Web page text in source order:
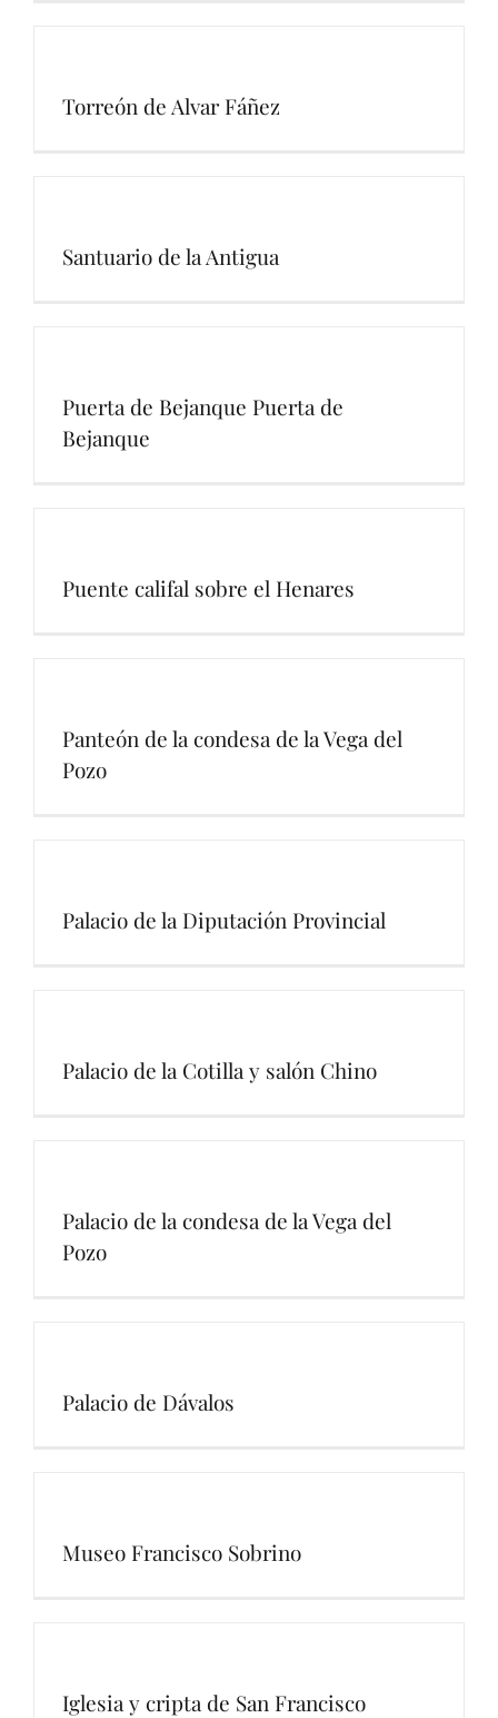
Torreón de Alvar Fáñez
Santuario de la Antigua
Puerta de Bejanque Puerta de
Bejanque
Puente califal sobre el Henares
Panteón de la condesa de la Vega del
Pozo
Palacio de la Diputación Provincial
Palacio de la Cotilla y salón Chino
Palacio de la condesa de la Vega del
Pozo
Palacio de Dávalos
Museo Francisco Sobrino
Iglesia y cripta de San Francisco